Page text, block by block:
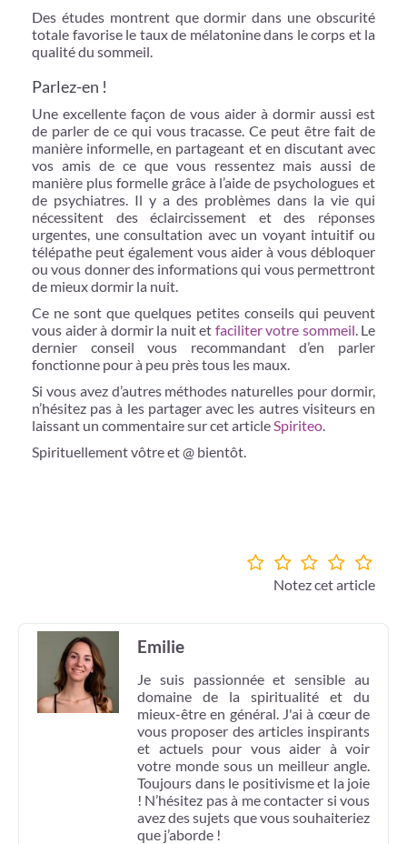
Des études montrent que dormir dans une obscurité
totale favorise le taux de mélatonine dans le corps et la
qualité du sommeil.
Parlez-en !
Une excellente façon de vous aider à dormir aussi est
de parler de ce qui vous tracasse. Ce peut être fait de
manière informelle, en partageant et en discutant avec
vos amis de ce que vous ressentez mais aussi de
manière plus formelle grâce à l’aide de psychologues et
de psychiatres. Il y a des problèmes dans la vie qui
nécessitent des éclaircissement et des réponses
urgentes, une consultation avec un voyant intuitif ou
télépathe peut également vous aider à vous débloquer
ou vous donner des informations qui vous permettront
de mieux dormir la nuit.
Ce ne sont que quelques petites conseils qui peuvent
vous aider à dormir la nuit et faciliter votre sommeil. Le
dernier conseil vous recommandant d’en parler
fonctionne pour à peu près tous les maux.
Si vous avez d’autres méthodes naturelles pour dormir,
n’hésitez pas à les partager avec les autres visiteurs en
laissant un commentaire sur cet articleSpiriteo.
Spirituellement vôtre et @ bientôt.
Notez cet article
Emilie
Je suis passionnée et sensible au
domaine de la spiritualité et du
mieux-être en général. J'ai à cœur de
vous proposer des articles inspirants
et actuels pour vous aider à voir
votre monde sous un meilleur angle.
Toujours dans le positivisme et la joie
! N’hésitez pas à me contacter si vous
avez des sujets que vous souhaiteriez
que j’aborde !